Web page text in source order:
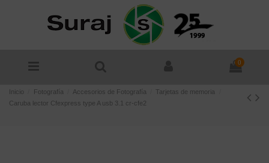
0
Inicio Fotografía Accesorios de Fotografía
Tarjetas de memoria
Caruba lector Cfexpress type A usb 3.1 cr-cfe2